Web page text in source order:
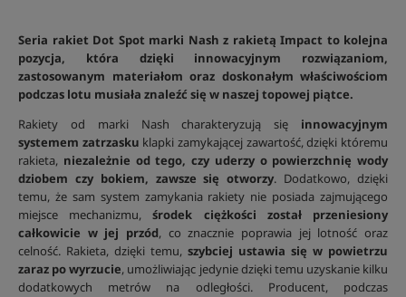
Seria rakiet Dot Spot marki Nash z rakietą Impact to kolejna
pozycja, która dzięki innowacyjnym rozwiązaniom,
zastosowanym materiałom oraz doskonałym właściwościom
podczas lotu musiała znaleźć się w naszej topowej piątce.
Rakiety od marki Nash charakteryzują się innowacyjnym
systemem zatrzasku klapki zamykającej zawartość, dzięki któremu
rakieta, niezależnie od tego, czy uderzy o powierzchnię wody
dziobem czy bokiem, zawsze się otworzy. Dodatkowo, dzięki
temu, że sam system zamykania rakiety nie posiada zajmującego
miejsce mechanizmu,środek ciężkości został przeniesiony
całkowicie w jej przód, co znacznie poprawia jej lotność oraz
celność. Rakieta, dzięki temu, szybciej ustawia się w powietrzu
zaraz po wyrzucie, umożliwiając jedynie dzięki temu uzyskanie kilku
dodatkowych metrów na odległości. Producent, podczas